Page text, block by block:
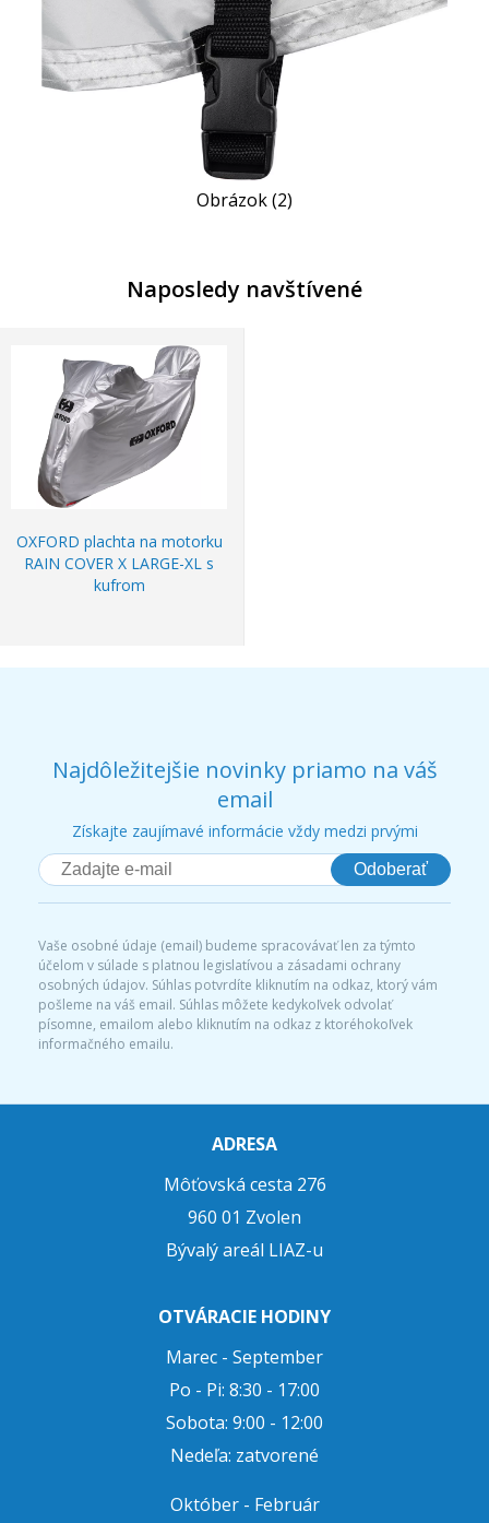
Obrázok (2)
Naposledy navštívené
OXFORD plachta na motorku
RAIN COVER X LARGE-XL s
kufrom
Najdôležitejšie novinky priamo na váš
email
Získajte zaujímavé informácie vždy medzi prvými
Odoberať
Vaše osobné údaje (email) budeme spracovávať len za týmto
účelom v súlade s platnou legislatívou a zásadami ochrany
osobných údajov. Súhlas potvrdíte kliknutím na odkaz, ktorý vám
pošleme na váš email. Súhlas môžete kedykoľvek odvolať
písomne, emailom alebo kliknutím na odkaz z ktoréhokoľvek
informačného emailu.
ADRESA
Môťovská cesta 276
960 01 Zvolen
Bývalý areál LIAZ-u
OTVÁRACIE HODINY
Marec - September
Po - Pi: 8:30 - 17:00
Sobota: 9:00 - 12:00
Nedeľa: zatvorené
Október - Február